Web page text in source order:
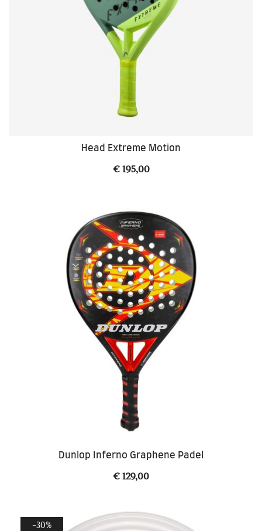
Head Extreme Motion
€195,00
Dunlop Inferno Graphene Padel
€ 129,00
-30%